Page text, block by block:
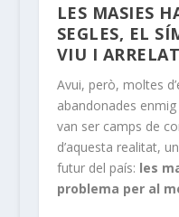
LES MASIES
SEGLES, EL
VIU I
Avui, però, moltes
abandonades
van ser camps de
d’aquesta realitat,
futur del país: les
problema per al